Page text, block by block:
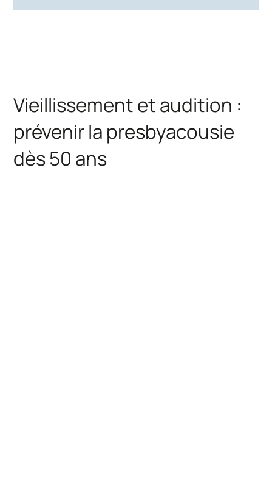
Vieillissement et audition :
prévenir la presbyacousie
dès 50 ans